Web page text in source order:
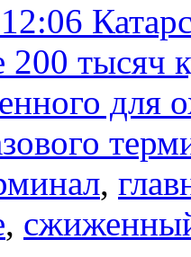
200 тысяч
для
,
,